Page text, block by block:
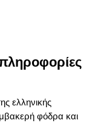
ελληνικής
φόδρα και